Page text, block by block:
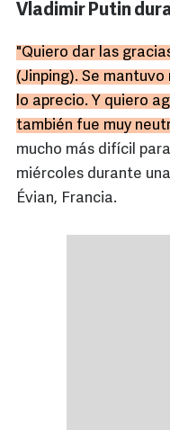
Vladimir Putin
"Quiero dar las
(Jinping). Se
lo aprecio. Y quiero
también fue muy
mucho más difícil
miércoles durante
Évian, Francia.